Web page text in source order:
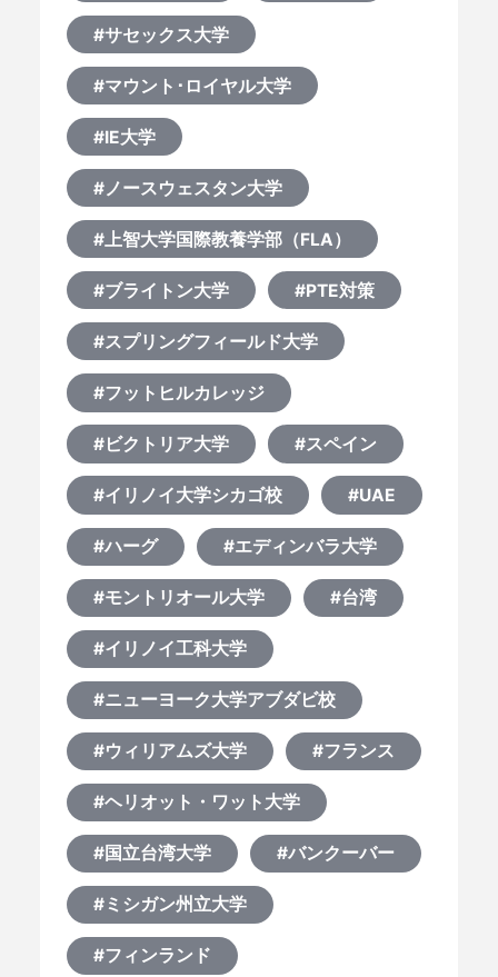
#サセックス大学
#マウント･ロイヤル大学
#IE大学
#ノースウェスタン大学
#上智大学国際教養学部（FLA）
#ブライトン大学 #PTE対策
#スプリングフィールド大学
#フットヒルカレッジ
#ビクトリア大学 #スペイン
#イリノイ大学シカゴ校 #UAE
#ハーグ #エディンバラ大学
#モントリオール大学 #台湾
#イリノイ工科大学
#ニューヨーク大学アブダビ校
#ウィリアムズ大学 #フランス
#ヘリオット・ワット大学
#国立台湾大学 #バンクーバー
#ミシガン州立大学
#フィンランド